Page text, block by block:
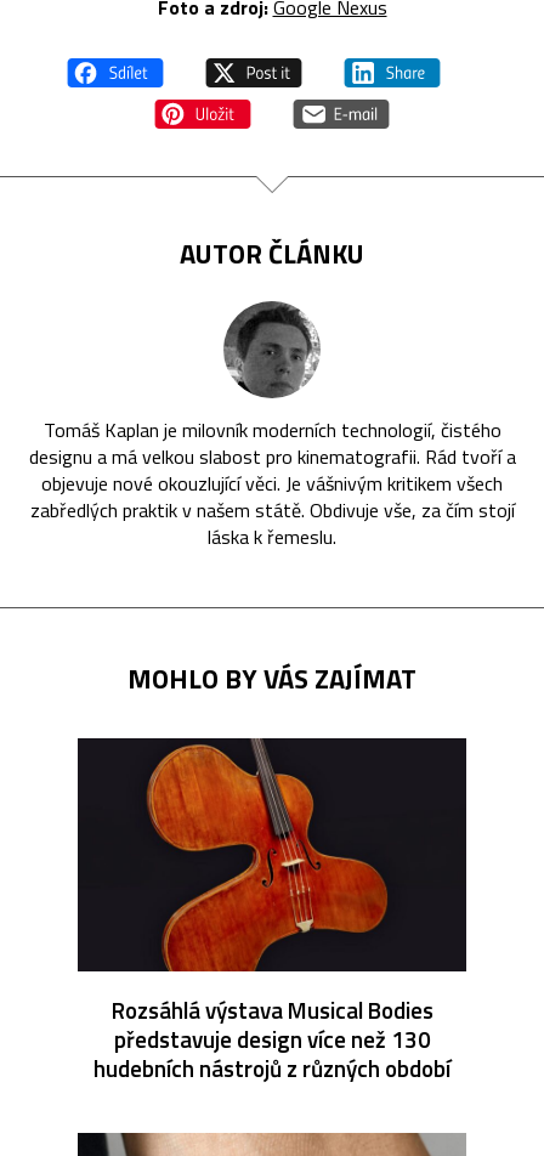
Foto a zdroj:Google Nexus
AUTOR ČLÁNKU
Tomáš Kaplan je milovník moderních technologií, čistého
designu a má velkou slabost pro kinematografii. Rád tvoří a
objevuje nové okouzlující věci. Je vášnivým kritikem všech
zabředlých praktik v našem státě. Obdivuje vše, za čím stojí
láska k řemeslu.
MOHLO BY VÁS ZAJÍMAT
Rozsáhlá výstava Musical Bodies
představuje design více než 130
hudebních nástrojů z různých období